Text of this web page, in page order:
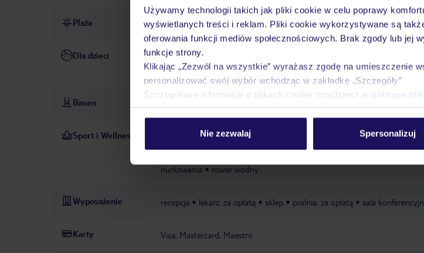
Używamy technologii takich jak pliki cookie w celu poprawy
wyświetlanych treści i reklam. Pliki cookie wykorzystywane są
oferowania funkcji mediów społecznościowych. Brak zgody lub jej
funkcje strony.
Klikając „Zezwól na wszystkie” wyrażasz zgodę na umieszczenie
personalizować swój wybór wchodząc w zakładkę „Szczegóły”
Szczegółowe informacje o plikach cookie znajdziesz w polityce
Nie zezwalaj Spersonalizuj
Plaża ok. 4 km od plaży publiczna piaszczysta
Dla dzieci animacje dla dzieci
gier i zabaw
Basen
Sport i Wellness sauna łaźnia turecka
nurkowania
rower wodny
Wyposażenie recepcja lekarz: za opłatą sklep pralnia: za opłatą sala
Karty Visa, Mastercard, Maestro